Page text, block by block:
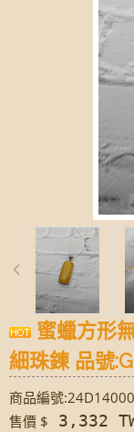
蜜蠟方形
細珠鍊 品號
商品編號
售價 $ 3,332